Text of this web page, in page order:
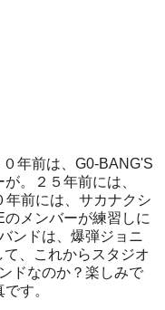
０年前は、G0-BANG'S
。２５年前には、
前には、サカナクシ
メンバーが練習しに
ンドは、爆弾ジョニ
、これからスタジオ
ドなのか？楽しみで
す。